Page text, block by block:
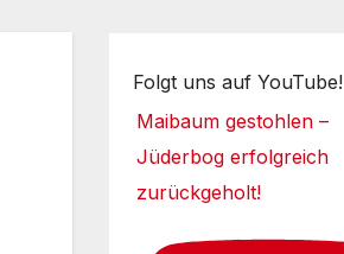
Folgt uns auf YouTube!
Maibaum gestohlen –
Jüderbog erfolgreich
zurückgeholt!